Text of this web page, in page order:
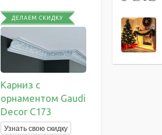
ДЕЛАЕМ СКИДКУ
Карниз с
орнаментом Gaudi
Decor C173
Узнать свою скидку